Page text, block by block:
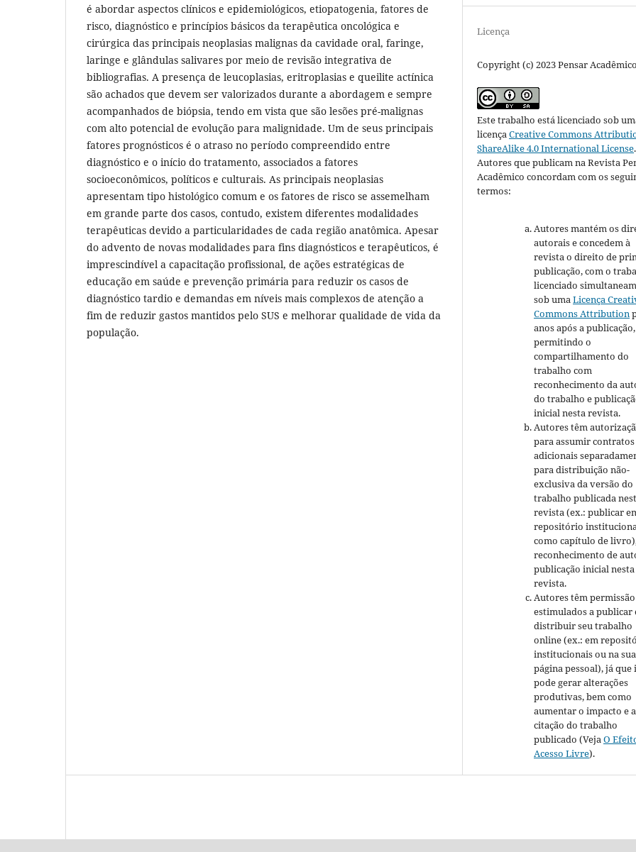
é abordar aspectos clínicos e epidemiológicos, etiopatogenia, fatores de
risco, diagnóstico e princípios básicos da terapêutica oncológica e
cirúrgica das principais neoplasias malignas da cavidade oral, faringe,
laringe e glândulas salivares por meio de revisão integrativa de
bibliografias. A presença de leucoplasias, eritroplasias e queilite actínica
são achados que devem ser valorizados durante a abordagem e sempre
acompanhados de biópsia, tendo em vista que são lesões pré-malignas
com alto potencial de evolução para malignidade. Um de seus principais
fatores prognósticos é o atraso no período compreendido entre
diagnóstico e o início do tratamento, associados a fatores
socioeconômicos, políticos e culturais. As principais neoplasias
apresentam tipo histológico comum e os fatores de risco se assemelham
em grande parte dos casos, contudo, existem diferentes modalidades
terapêuticas devido a particularidades de cada região anatômica. Apesar
do advento de novas modalidades para fins diagnósticos e terapêuticos, é
imprescindível a capacitação profissional, de ações estratégicas de
educação em saúde e prevenção primária para reduzir os casos de
diagnóstico tardio e demandas em níveis mais complexos de atenção a
fim de reduzir gastos mantidos pelo SUS e melhorar qualidade de vida da
população.
Licença
Copyright (c) 2023 Pensar Acadêmico
Este trabalho está licenciado sob
licençaCreative Commons
ShareAlike 4.0 International License.
Autores que publicam na Revista
Acadêmico concordam com os
termos:
Autores mantém os
autorais e concedem à
revista o direito de
publicação, com o
licenciado
sob umaLicença
Commons Attribution
anos após a publicação,
permitindo o
compartilhamento do
trabalho com
reconhecimento da
do trabalho e
inicial nesta revista.
Autores têm
para assumir contratos
adicionais
para distribuição não-
exclusiva da versão do
trabalho publicada
revista (ex.: publicar
repositório
como capítulo de
reconhecimento de
publicação inicial nesta
revista.
Autores têm permissão
estimulados a publicar
distribuir seu trabalho
online (ex.: em
institucionais ou na sua
página pessoal), já que
pode gerar alterações
produtivas, bem como
aumentar o impacto e a
citação do trabalho
publicado (VejaO
Acesso Livre).